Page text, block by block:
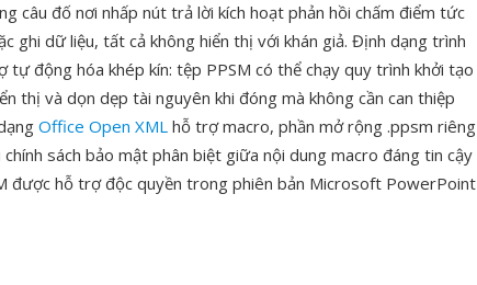
câu đố nơi nhấp nút trả lời kích hoạt phản hồi chấm điểm tức
ghi dữ liệu, tất cả không hiển thị với khán giả. Định dạng trình
tự động hóa khép kín: tệp PPSM có thể chạy quy trình khởi tạo
thị và dọn dẹp tài nguyên khi đóng mà không cần can thiệp
Office Open XML hỗ trợ macro, phần mở rộng .ppsm riêng
sách bảo mật phân biệt giữa nội dung macro đáng tin cậy
được hỗ trợ độc quyền trong phiên bản Microsoft PowerPoint